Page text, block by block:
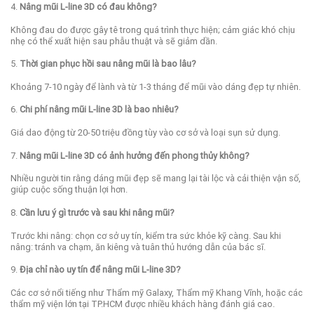
4. Nâng mũi L-line 3D có đau không?
Không đau do được gây tê trong quá trình thực hiện; cảm giác khó chịu
nhẹ có thể xuất hiện sau phẫu thuật và sẽ giảm dần.
5. Thời gian phục hồi sau nâng mũi là bao lâu?
Khoảng 7-10 ngày để lành và từ 1-3 tháng để mũi vào dáng đẹp tự nhiên.
6. Chi phí nâng mũi L-line 3D là bao nhiêu?
Giá dao động từ 20-50 triệu đồng tùy vào cơ sở và loại sụn sử dụng.
7. Nâng mũi L-line 3D có ảnh hưởng đến phong thủy không?
Nhiều người tin rằng dáng mũi đẹp sẽ mang lại tài lộc và cải thiện vận số,
giúp cuộc sống thuận lợi hơn.
8. Cần lưu ý gì trước và sau khi nâng mũi?
Trước khi nâng: chọn cơ sở uy tín, kiểm tra sức khỏe kỹ càng. Sau khi
nâng: tránh va chạm, ăn kiêng và tuân thủ hướng dẫn của bác sĩ.
9. Địa chỉ nào uy tín để nâng mũi L-line 3D?
Các cơ sở nổi tiếng như Thẩm mỹ Galaxy, Thẩm mỹ Khang Vĩnh, hoặc các
thẩm mỹ viện lớn tại TP.HCM được nhiều khách hàng đánh giá cao.